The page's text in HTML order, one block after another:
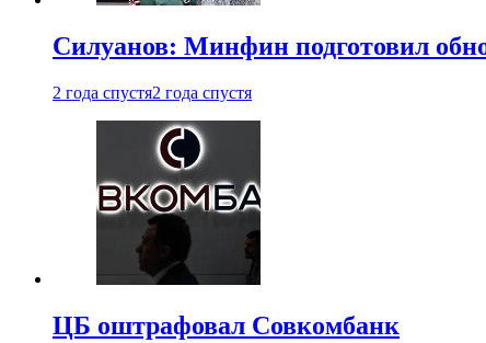
Силуанов: Минфин подготовил
2 года спустя2 года спустя
ЦБ оштрафовал Совкомбанк